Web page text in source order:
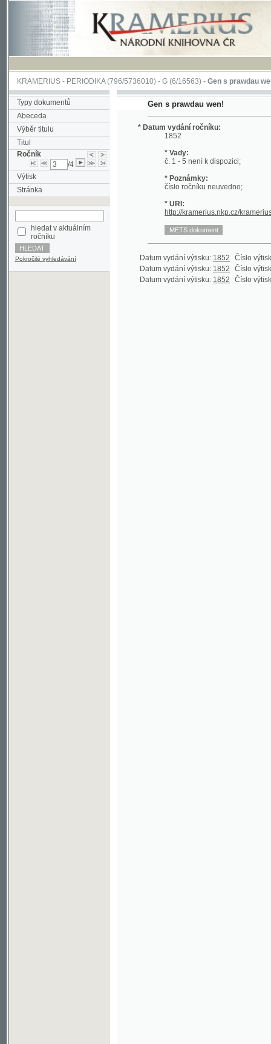
KRAMERIUS-PERIODIKA(796/5736010) -G(6/16563) -Gen s prawdau wen!(1/
Typy dokumentů
Abeceda
Výběr titulu
Titul
Ročník
/4
Výtisk
Stránka
hledat v aktuálním
Pokročilé vyhledávání
Gen s prawdau wen!
* Datum vydání ročníku:
1852
* Vady:
* Poznámky:
* URI:
http://kramerius.nkp.cz/kramerius/
Datum vydání výtisku:1852 Číslo výtisku:
Datum vydání výtisku:1852 Číslo výtisku:7
Datum vydání výtisku:1852 Číslo výtisku: